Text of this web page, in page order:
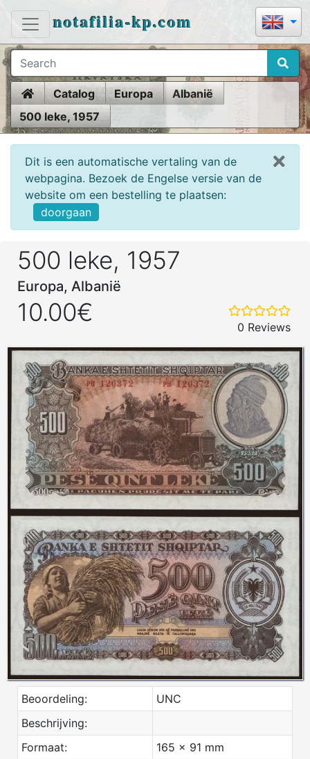
notafilia-kp.com
HomeCatalog Europa
Albanië
500 leke, 1957
Dit is een automatische vertaling van de
webpagina. Bezoek de Engelse versie van de
website om een bestelling te plaatsen:
doorgaan
500 leke, 1957
Europa, Albanië
10.00€
0 Reviews
Beoordeling:
UNC
Beschrijving:
Formaat:
165 x 91 mm